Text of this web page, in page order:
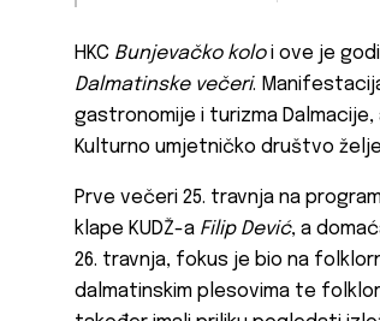
HKC Bunjevačko koloi ove je
Dalmatinske večeri.
gastronomije i turizma
Kulturno umjetničko društvo
Prve večeri 25. travnja na
klape KUDŽ-a Filip Dević, a
26. travnja, fokus je bio na
dalmatinskim plesovima te